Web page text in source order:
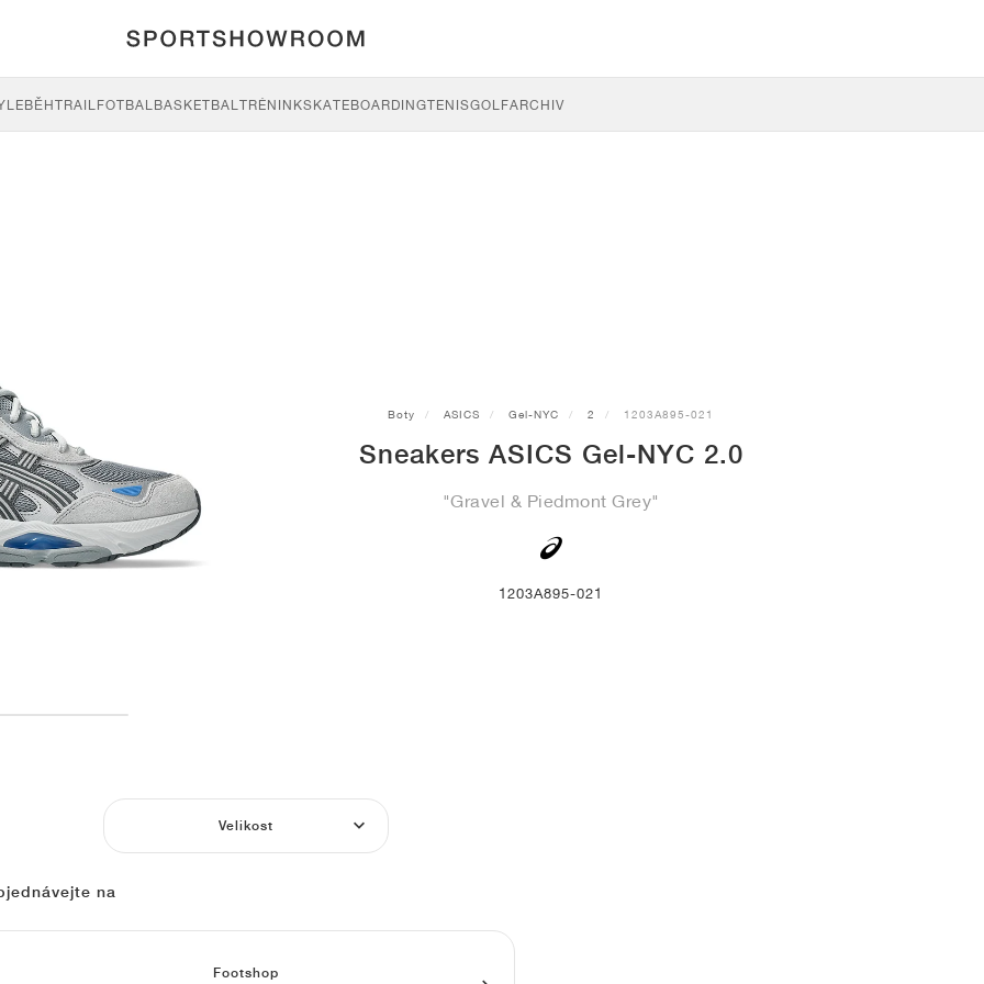
BĚHTRAILFOTBALBASKETBALTRÉNINKSKATEBOARDINGTENISGOLFARCHIV
Boty ASICS Gel-NYC 2 1203A895-021
Sneakers ASICS Gel-NYC 2.0
"Gravel & Piedmont Grey"
1203A895-021
Velikost
na
Footshop